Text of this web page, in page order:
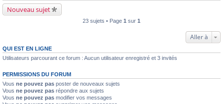
Nouveau sujet
23 sujets • Page 1 sur 1
Aller à
QUI EST EN LIGNE
Utilisateurs parcourant ce forum : Aucun utilisateur enregistré et 3 invités
PERMISSIONS DU FORUM
Vous ne pouvez pas poster de nouveaux sujets
Vous ne pouvez pas répondre aux sujets
Vous ne pouvez pas modifier vos messages